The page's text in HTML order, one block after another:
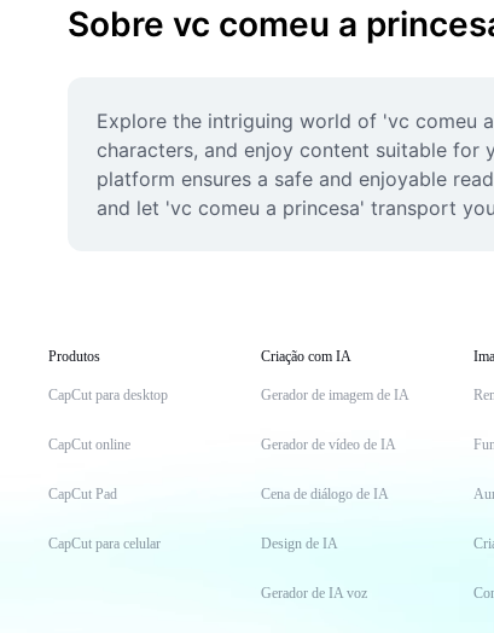
Sobre vc comeu a
Explore the intriguing world of 'vc comeu
characters, and enjoy content suitable for
platform ensures a safe and enjoyable
and let 'vc comeu a princesa' transport
Produtos
CapCut para desktop
CapCut online
CapCut Pad
CapCut para celular
Criação com IA
Gerador de imagem de IA
Gerador de vídeo de IA
Cena de diálogo de IA
Design de IA
Gerador de IA voz